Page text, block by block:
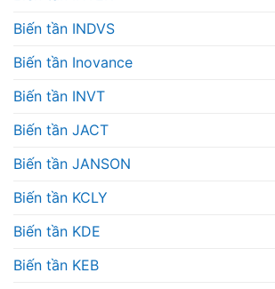
Biến tần INDVS
Biến tần Inovance
Biến tần INVT
Biến tần JACT
Biến tần JANSON
Biến tần KCLY
Biến tần KDE
Biến tần KEB